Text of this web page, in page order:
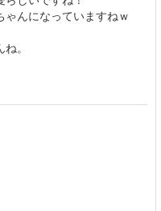
んになっていますねｗ
。